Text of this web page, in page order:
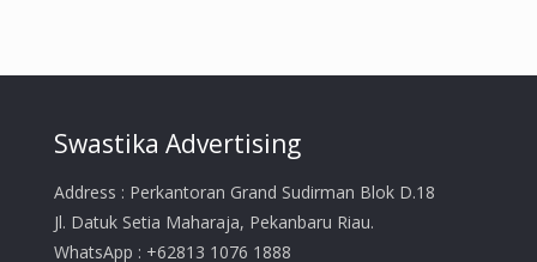
Swastika Advertising
Address : Perkantoran Grand Sudirman Blok D.18
Jl. Datuk Setia Maharaja, Pekanbaru Riau.
WhatsApp : +62813 1076 1888